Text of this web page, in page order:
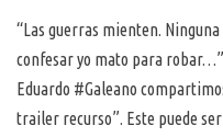
“Las guerras mienten.
confesar yo mato para
Eduardo #Galeano
trailer recurso”. Este puede